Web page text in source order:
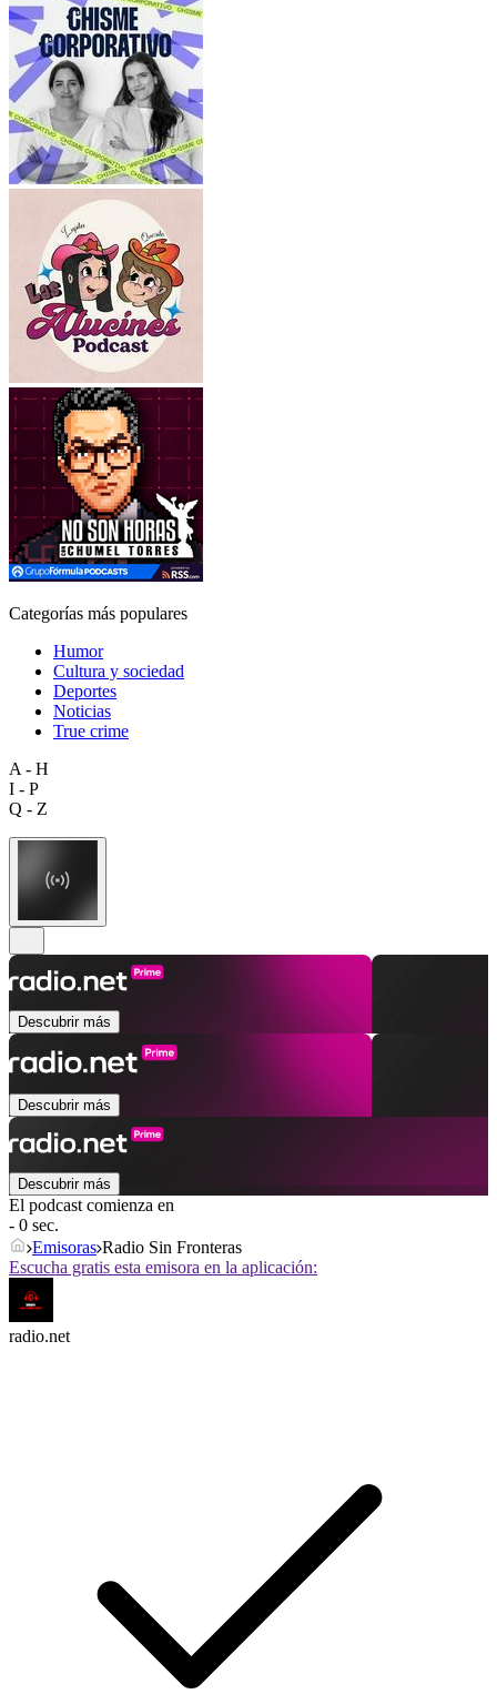
Categorías más populares
Humor
Cultura y sociedad
Deportes
Noticias
True crime
A - H
I - P
Q - Z
Descubrir más
Descubrir más
Descubrir más
El podcast comienza en
- 0 sec.
Emisoras Radio Sin Fronteras
Escucha gratis esta emisora en la aplicación:
radio.net